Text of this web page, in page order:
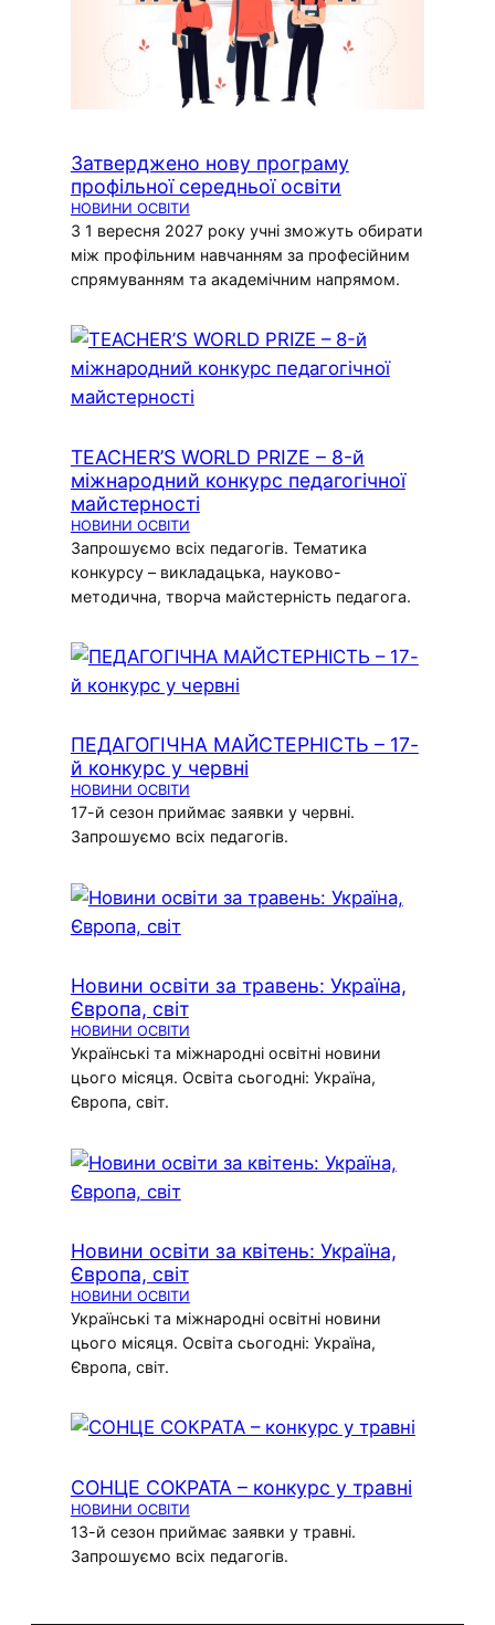
Затверджено нову програму
профільної середньої освіти
НОВИНИ ОСВІТИ
З 1 вересня 2027 року учні зможуть обирати
між профільним навчанням за професійним
спрямуванням та академічним напрямом.
TEACHER’S WORLD PRIZE – 8-й
міжнародний конкурс педагогічної
майстерності
НОВИНИ ОСВІТИ
Запрошуємо всіх педагогів. Тематика
конкурсу – викладацька, науково-
методична, творча майстерність педагога.
ПЕДАГОГІЧНА МАЙСТЕРНІСТЬ – 17-
й конкурс у червні
НОВИНИ ОСВІТИ
17-й сезон приймає заявки у червні.
Запрошуємо всіх педагогів.
Новини освіти за травень: Україна,
Європа, світ
НОВИНИ ОСВІТИ
Українські та міжнародні освітні новини
цього місяця. Освіта сьогодні: Україна,
Європа, світ.
Новини освіти за квітень: Україна,
Європа, світ
НОВИНИ ОСВІТИ
Українські та міжнародні освітні новини
цього місяця. Освіта сьогодні: Україна,
Європа, світ.
СОНЦЕ СОКРАТА – конкурс у травні
НОВИНИ ОСВІТИ
13-й сезон приймає заявки у травні.
Запрошуємо всіх педагогів.